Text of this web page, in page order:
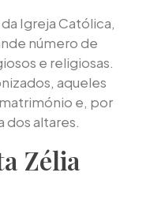
Igreja Católica,
número de
e religiosas.
aqueles
e, por
dos altares.
Zélia